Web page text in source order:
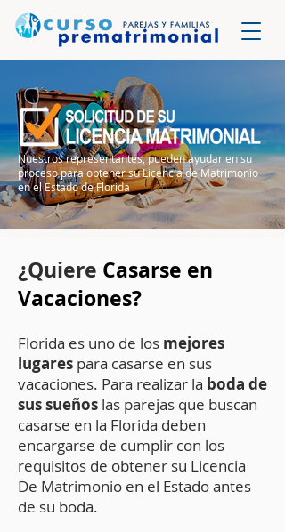
Nuestros representantes, pueden ayudar en su
proceso para obtener su Licencia de Matrimonio
en el Estado de Florida
¿Quiere Casarse en
Vacaciones?
Florida es uno de los mejores
lugares para casarse en sus
vacaciones. Para realizar la boda de
sus sueños las parejas que buscan
casarse en la Florida deben
encargarse de cumplir con los
requisitos de obtener su Licencia
De Matrimonio en el Estado antes
de su boda.